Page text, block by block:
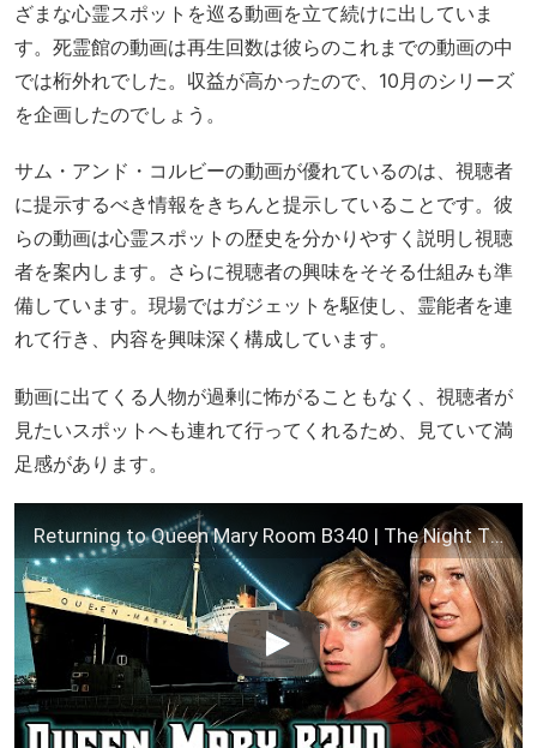
ざまな心霊スポットを巡る動画を立て続けに出していま
す。死霊館の動画は再生回数は彼らのこれまでの動画の中
では桁外れでした。収益が高かったので、10月のシリーズ
を企画したのでしょう。
サム・アンド・コルビーの動画が優れているのは、視聴者
に提示するべき情報をきちんと提示していることです。彼
らの動画は心霊スポットの歴史を分かりやすく説明し視聴
者を案内します。さらに視聴者の興味をそそる仕組みも準
備しています。現場ではガジェットを駆使し、霊能者を連
れて行き、内容を興味深く構成しています。
動画に出てくる人物が過剰に怖がることもなく、視聴者が
見たいスポットへも連れて行ってくれるため、見ていて満
足感があります。
Returning to Queen Mary Room B340 | The Night That Changed Our Lives